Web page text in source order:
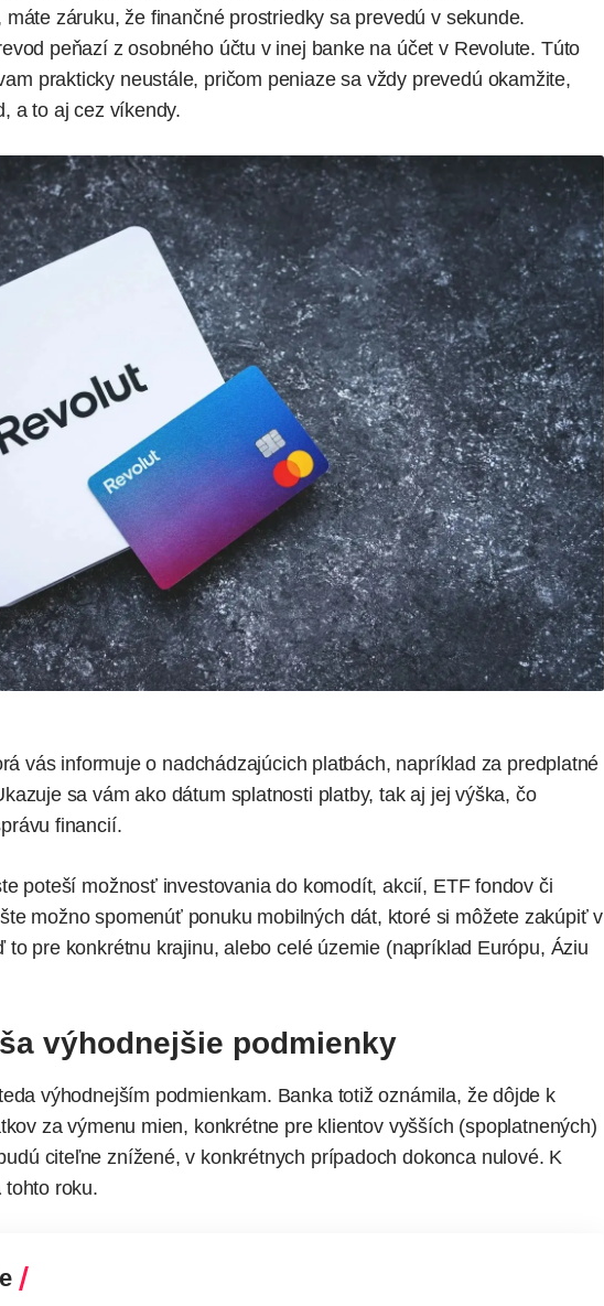
záruku, že finančné prostriedky sa prevedú v sekunde.
peňazí z osobného účtu v inej banke na účet v Revolute. Túto
prakticky neustále, pričom peniaze sa vždy prevedú okamžite,
a to aj cez víkendy.
vás informuje o nadchádzajúcich platbách, napríklad za predplatné
sa vám ako dátum splatnosti platby, tak aj jej výška, čo
financií.
poteší možnosť investovania do komodít, akcií, ETF fondov či
možno spomenúť ponuku mobilných dát, ktoré si môžete zakúpiť v
to pre konkrétnu krajinu, alebo celé územie (napríklad Európu, Áziu
výhodnejšie podmienky
výhodnejším podmienkam. Banka totiž oznámila, že dôjde k
za výmenu mien, konkrétne pre klientov vyšších (spoplatnených)
citeľne znížené, v konkrétnych prípadoch dokonca nulové. K
tohto roku.